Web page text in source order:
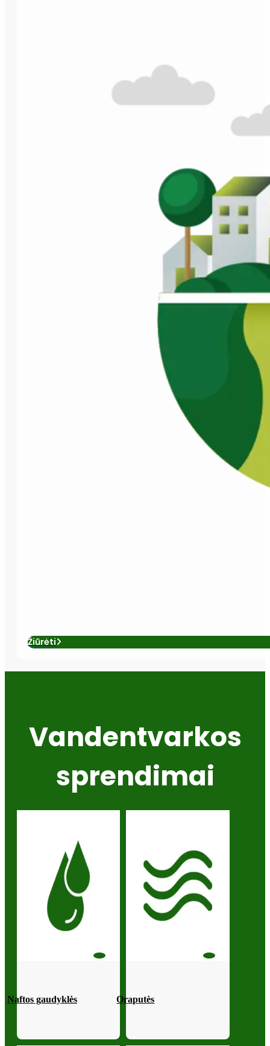
Žiūrėti
Vandentvarkos
sprendimai
Naftos gaudyklės Oraputės